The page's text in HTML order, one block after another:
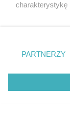
Żaden utwór
tzn. bez właściwej
charakterystykę
zmienić/
znajdujący się
rodzaje
użytkownika,
przetwarzaniu.
PARTNERZY